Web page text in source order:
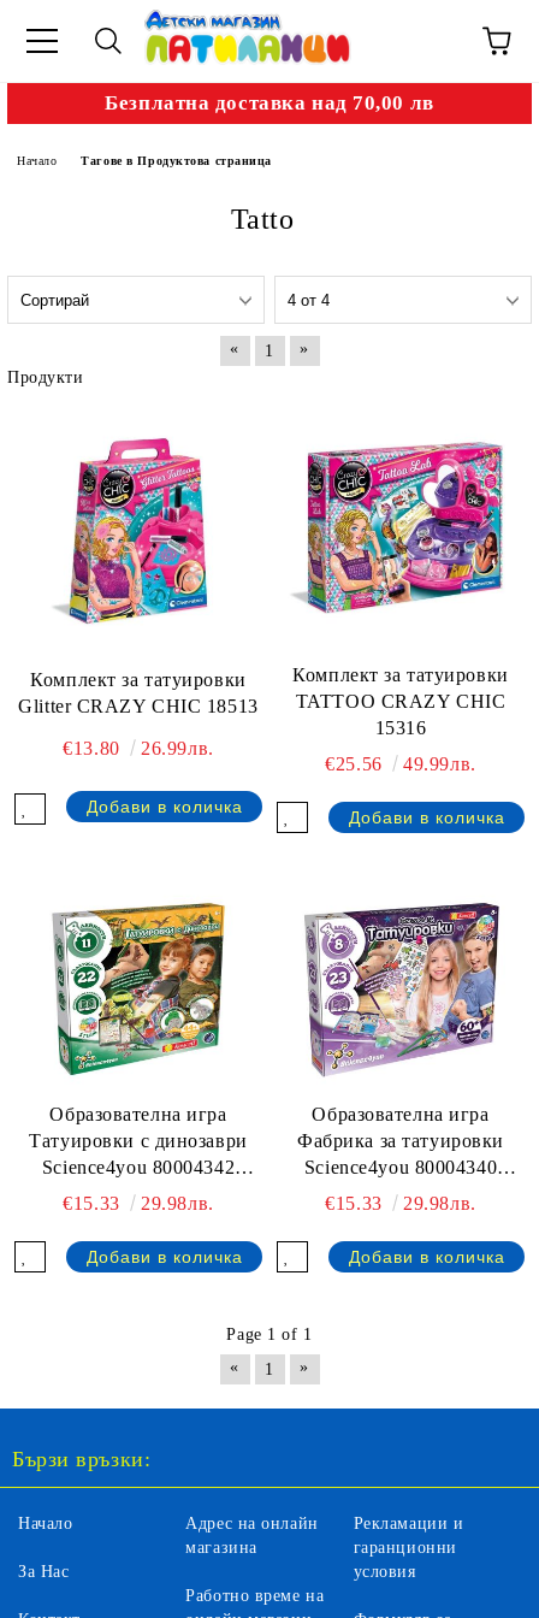
Безплатна доставка над 70,00 лв
Начало Тагове в Продуктова страница
Tatto
« 1
»
Продукти
Комплект за татуировки
Glitter CRAZY CHIC 18513
€13.80 26.99лв.
Комплект за татуировки
TATTOO CRAZY CHIC
15316
€25.56
49.99лв.
Образователна игра
Татуировки с динозаври
Science4you 80004342
Jurassic Tattoos - Temporary
€15.33 29.98лв.
Образователна игра
Фабрика за татуировки
Science4you 80004340
Tattoo Factory
€15.33 29.98лв.
Page 1 of 1
«
1 »
Бързи връзки:
Начало
За Нас
Адрес на онлайн
магазина
Работно време на
Рекламации и
гаранционни
условия